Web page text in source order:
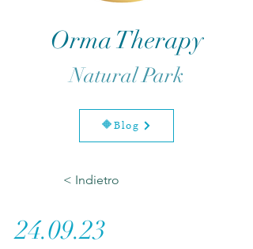
🔶Blog
Orma Therapy
Natural Park
< Indietro
24.09.23